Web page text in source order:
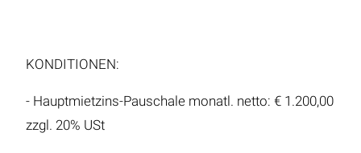
KONDITIONEN:
- Hauptmietzins-Pauschale monatl. netto: € 1.200,00
zzgl. 20% USt